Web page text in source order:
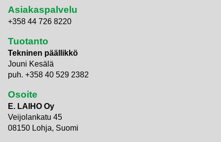
Asiakaspalvelu
+358 44 726 8220
Tuotanto
Tekninen päällikkö
Jouni Kesälä
puh. +358 40 529 2382
Osoite
E. LAIHO Oy
Veijolankatu 45
08150 Lohja, Suomi